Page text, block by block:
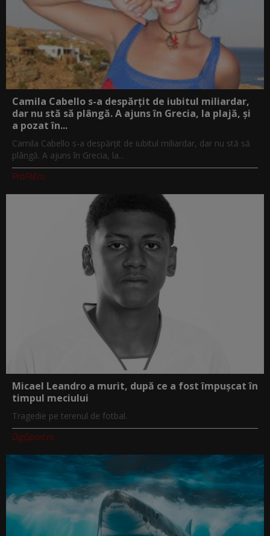
Camila Cabello s-a despărțit de iubitul miliardar,
dar nu stă să plângă. A ajuns în Grecia, la plajă, și
a pozat în...
Camila Cabello s-a despărțit de iubitul miliardar, dar nu stă să
plângă. A ajuns în Grecia, la...
ProFM.ro
Micael Leandro a murit, după ce a fost împușcat în
timpul meciului
Tragedie pe terenul de fotbal.
DigiSport.ro